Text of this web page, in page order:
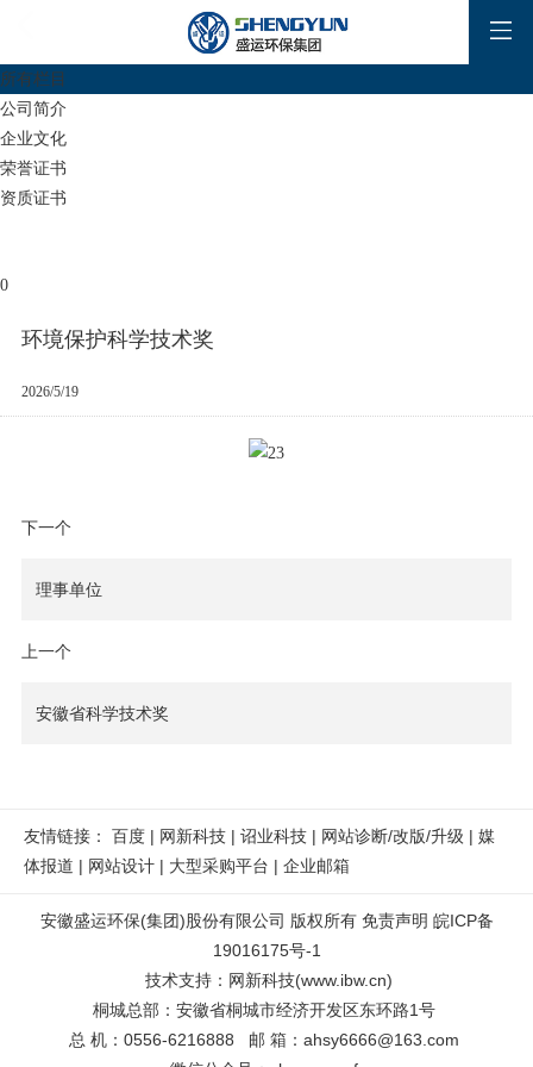
所有栏目
公司简介
企业文化
荣誉证书
资质证书
0
环境保护科学技术奖
2026/5/19
下一个
理事单位
上一个
安徽省科学技术奖
友情链接： 百度 | 网新科技 | 诏业科技 | 网站诊断/改版/升级 | 媒
体报道 | 网站设计 | 大型采购平台 | 企业邮箱
安徽盛运环保(集团)股份有限公司 版权所有 免责声明 皖ICP备
19016175号-1
技术支持 ： 网新科技(www.ibw.cn)
桐城总部：安徽省桐城市经济开发区东环路1号
总 机：0556-6216888 邮 箱：ahsy6666@163.com